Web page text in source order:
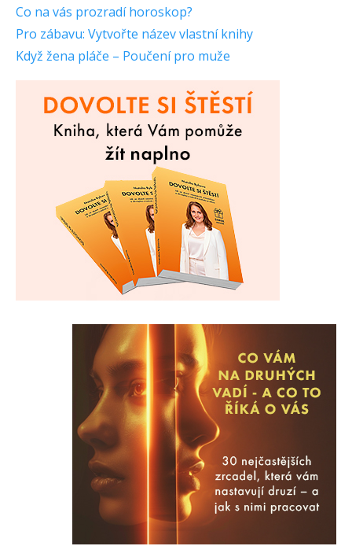
Co na vás prozradí horoskop?
Pro zábavu: Vytvořte název vlastní knihy
Když žena pláče – Poučení pro muže